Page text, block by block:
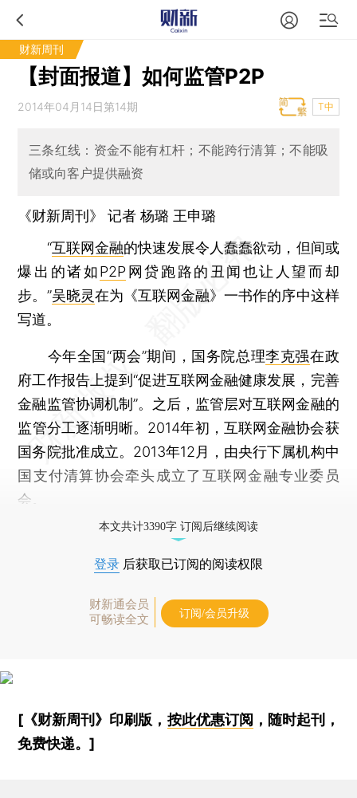
财新周刊
【封面报道】如何监管P2P
2014年04月14日第14期 T中
三条红线：资金不能有杠杆；不能跨行清算；不能吸
储或向客户提供融资
《财新周刊》 记者 杨璐 王申璐
“互联网金融的快速发展令人蠢蠢欲动，但间或
爆出的诸如P2P 网贷跑路的丑闻也让人望而却
步。”吴晓灵在为《互联网金融》一书作的序中这样
写道。
今年全国“两会”期间，国务院总理李克强在政
府工作报告上提到“促进互联网金融健康发展，完善
金融监管协调机制”。之后，监管层对互联网金融的
监管分工逐渐明晰。2014年初，互联网金融协会获
国务院批准成立。2013年12月，由央行下属机构中
国支付清算协会牵头成立了互联网金融专业委员
会。
本文共计3390字 订阅后继续阅读
登录 后获取已订阅的阅读权限
财新通会员
可畅读全文
订阅/会员升级
[《财新周刊》印刷版， 按此优惠订阅 ，随时起刊，
免费快递。]